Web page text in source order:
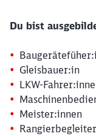
Du bist
Gleisbauer:in
LKW-
Meister:innen